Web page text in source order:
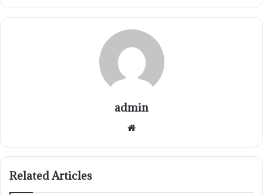
admin
Website
Related Articles